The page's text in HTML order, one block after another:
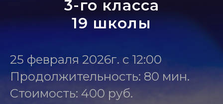
3-го класса
19 школы
25 февраля 2026г. с 12:00
Продолжительность: 80 мин.
Стоимость: 400 руб.